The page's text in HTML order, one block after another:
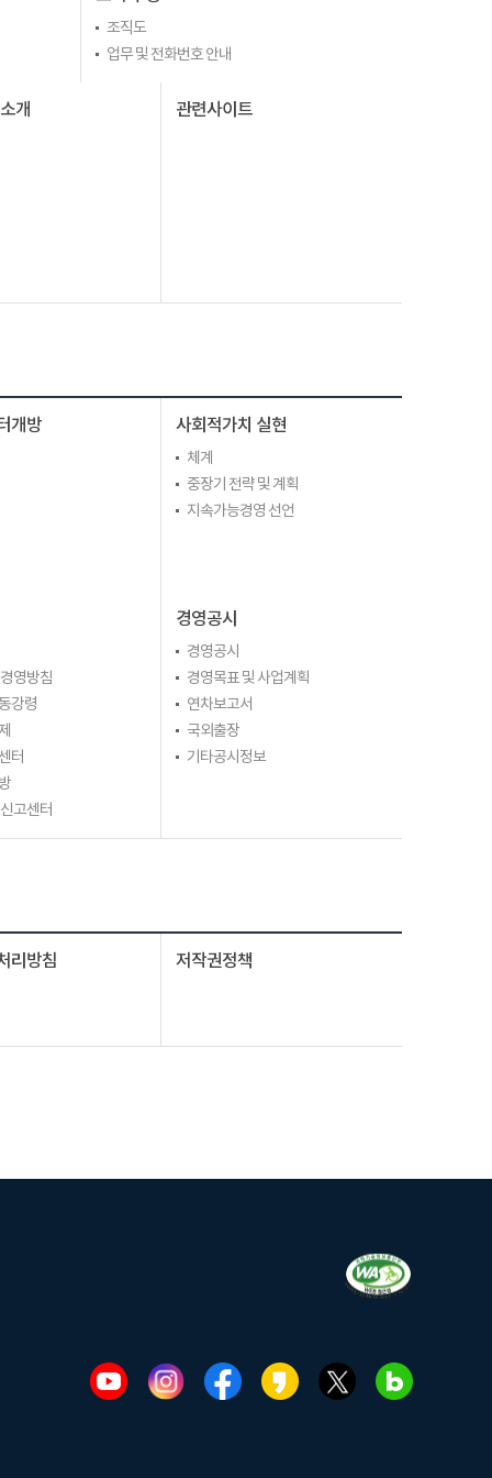
조직도
업무 및 전화번호 안내
개 관련사이트
개방 사회적가치 실현
체계
중장기 전략 및 계획
지속가능경영 선언
영방침
강령
터
고센터
경영공시
경영공시
경영목표 및 사업계획
연차보고서
국외출장
기타공시정보
리방침 저작권정책